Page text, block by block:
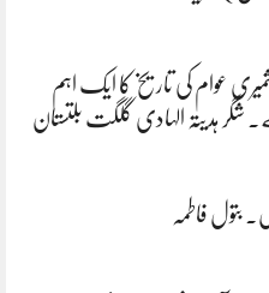
2019 کشمیری عوام کی تاریخ کا ایک اہم
شگر ہدیتہ الہادی گلگت بلتستان
بتول فاطمہ